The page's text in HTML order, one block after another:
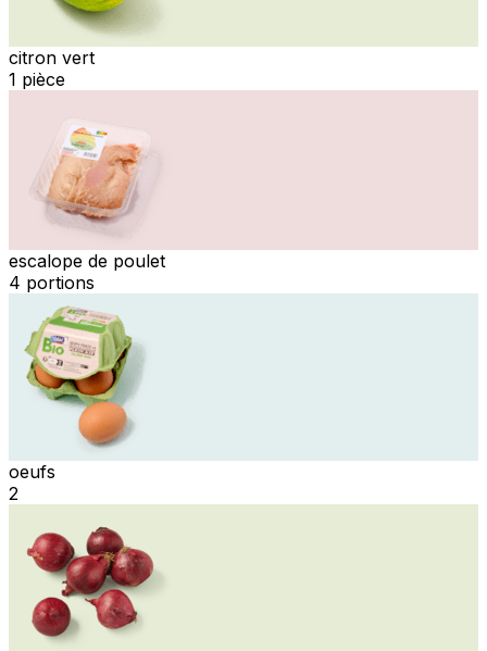
citron vert
1 pièce
escalope de poulet
4 portions
oeufs
2